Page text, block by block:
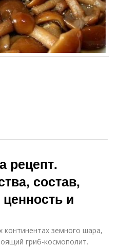
рецепт.
состав,
ценность и
континентах земного шара,
гриб-космополит.